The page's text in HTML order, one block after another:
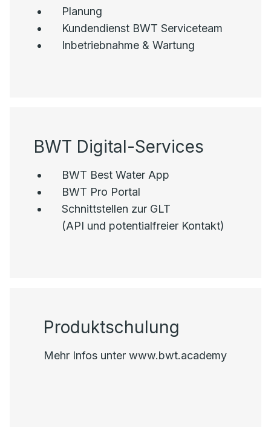
Planung
Kundendienst BWT Serviceteam
Inbetriebnahme & Wartung
BWT Digital-Services
BWT Best Water App
BWT Pro Portal
Schnittstellen zur GLT
(API und potentialfreier Kontakt)
Produktschulung
Mehr Infos unter www.bwt.academy